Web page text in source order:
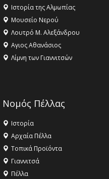
Ιστορία της Αλμωπίας
Μουσείο Νερού
Λουτρό Μ. Αλεξάνδρου
Αγιος Αθανάσιος
Λίμνη των Γιαννιτσών
Νομός Πέλλας
Ιστορία
Αρχαία Πέλλα
Τοπικά Προϊόντα
Γιαννιτσά
Πέλλα